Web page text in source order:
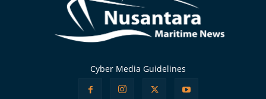
Cyber Media Guidelines